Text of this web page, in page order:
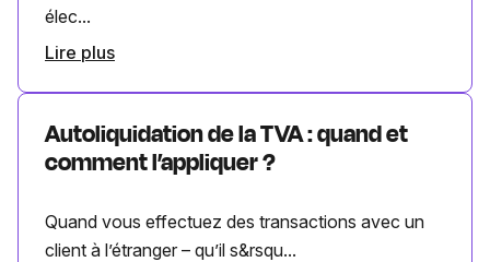
élec...
Lire plus
Autoliquidation de la TVA : quand et
comment l’appliquer ?
Quand vous effectuez des transactions avec un
client à l’étranger – qu’il s&rsqu...